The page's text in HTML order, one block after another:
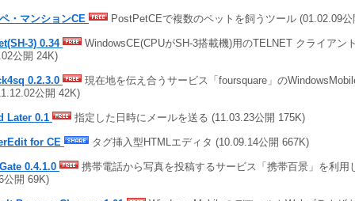
・マンションCE PostPetCEで複数のペットを飼うツール (01.02.09
3) 0.34
WindowsCE(CPUがSH-3搭載機)用のTELNET クライアン
公開 24K)
0.2.3.0
現在地を伝え合うサービス「foursquare」の
公開 42K)
Later 0.1 指定した日時にメールを送る (11.03.23公開 175K)
for CE タグ挿入型HTMLエディタ (10.09.14公開 667K)
0.4.1.0
携帯電話から写真を投稿するサービス「携帯百景」を利用
公開 69K)